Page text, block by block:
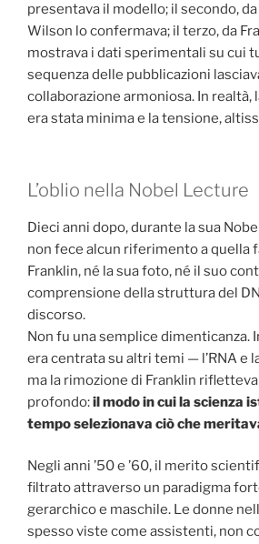
presentava il modello; il secondo,
Wilson lo confermava; il terzo, da
mostrava i dati sperimentali su cui
sequenza delle pubblicazioni
collaborazione armoniosa. In realtà,
era stata minima e la tensione,
L’oblio nella Nobel Lecture
Dieci anni dopo, durante la sua
non fece alcun riferimento a quella
Franklin, né la sua foto, né il suo
comprensione della struttura del
discorso.
Non fu una semplice dimenticanza.
era centrata su altri temi — l’RNA e
ma la rimozione di Franklin
profondo:il modo in cui la scienza
tempo selezionava ciò che
Negli anni ’50 e ’60, il merito
filtrato attraverso un paradigma
gerarchico e maschile. Le donne
spesso viste come assistenti, non